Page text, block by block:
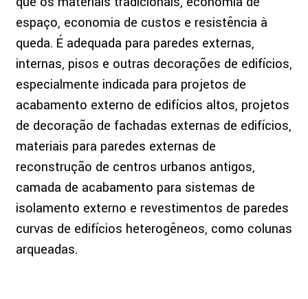
espaço, economia de custos e resistência à
queda. É adequada para paredes externas,
internas, pisos e outras decorações de edifícios,
especialmente indicada para projetos de
acabamento externo de edifícios altos, projetos
de decoração de fachadas externas de edifícios,
materiais para paredes externas de
reconstrução de centros urbanos antigos,
camada de acabamento para sistemas de
isolamento externo e revestimentos de paredes
curvas de edifícios heterogêneos, como colunas
arqueadas.